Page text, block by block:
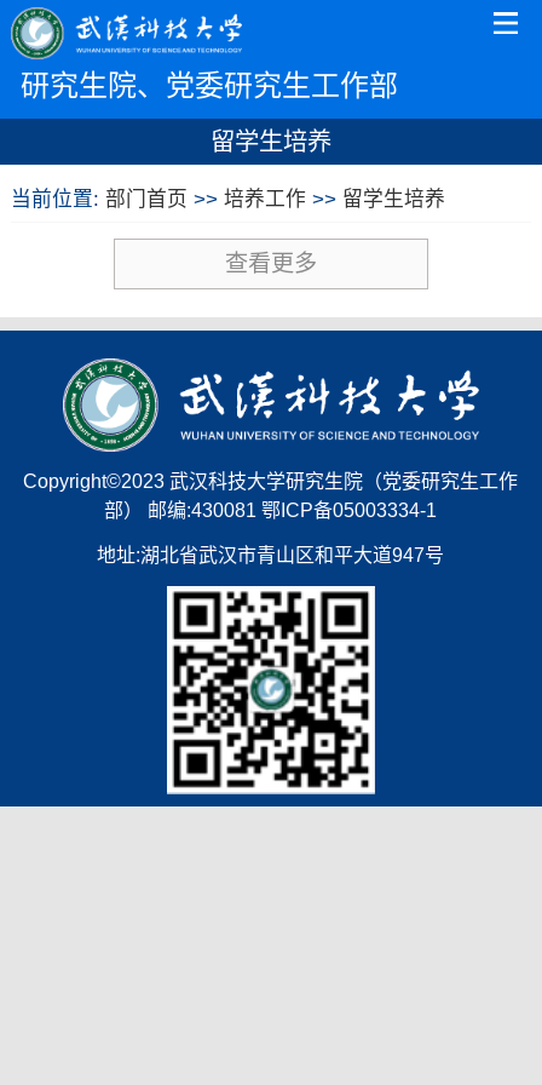
研究生院、党委研究生工作部
留学生培养
当前位置: 部门首页 >> 培养工作 >> 留学生培养
查看更多
Copyright©2023 武汉科技大学研究生院（党委研究生工作
部） 邮编:430081 鄂ICP备05003334-1
地址:湖北省武汉市青山区和平大道947号